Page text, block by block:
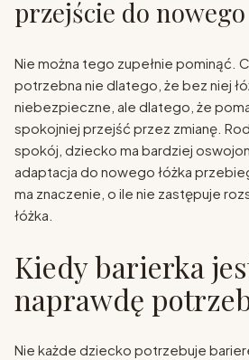
przejście do
Nie można tego zupełnie pominąć.
potrzebna nie dlatego, że bez niej
niebezpieczne, ale dlatego, że
spokojniej przejść przez zmianę.
spokój, dziecko ma bardziej
adaptacja do nowego łóżka
ma znaczenie, o ile nie zastępuje
łóżka.
Kiedy barierka
naprawdę
Nie każde dziecko potrzebuje